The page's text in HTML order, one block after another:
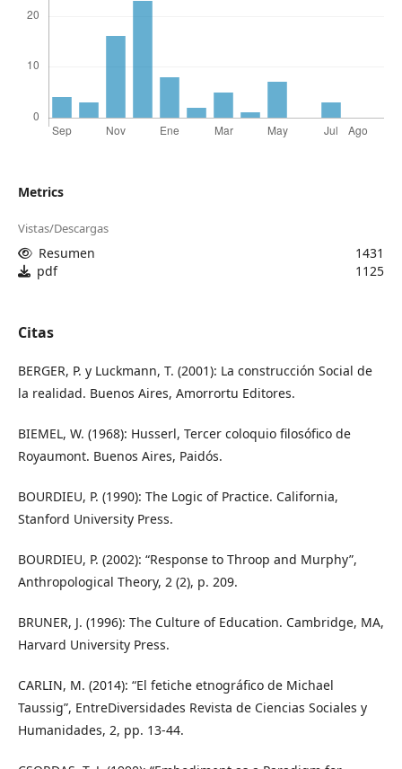
Metrics
Vistas/Descargas
Resumen
1431
pdf
1125
Citas
BERGER, P. y Luckmann, T. (2001): La construcción Social de
la realidad. Buenos Aires, Amorrortu Editores.
BIEMEL, W. (1968): Husserl, Tercer coloquio filosófico de
Royaumont. Buenos Aires, Paidós.
BOURDIEU, P. (1990): The Logic of Practice. California,
Stanford University Press.
BOURDIEU, P. (2002): “Response to Throop and Murphy”,
Anthropological Theory, 2 (2), p. 209.
BRUNER, J. (1996): The Culture of Education. Cambridge, MA,
Harvard University Press.
CARLIN, M. (2014): “El fetiche etnográfico de Michael
Taussig”, EntreDiversidades Revista de Ciencias Sociales y
Humanidades, 2, pp. 13-44.